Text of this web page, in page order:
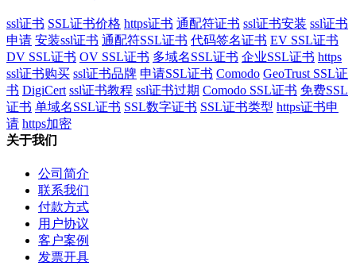
ssl证书 SSL证书价格 https证书 通配符证书 ssl证书安装 ssl证书
申请 安装ssl证书 通配符SSL证书 代码签名证书 EV SSL证书
DV SSL证书 OV SSL证书 多域名SSL证书 企业SSL证书 https
ssl证书购买 ssl证书品牌 申请SSL证书 Comodo GeoTrust SSL证
书 DigiCert ssl证书教程 ssl证书过期 Comodo SSL证书 免费SSL
证书 单域名SSL证书 SSL数字证书 SSL证书类型 https证书申
请 https加密
关于我们
公司简介
联系我们
付款方式
用户协议
客户案例
发票开具